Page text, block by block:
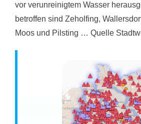
vor verunreinigtem Wasser
betroffen sind Zeholfing,
Moos und Pilsting … Quelle